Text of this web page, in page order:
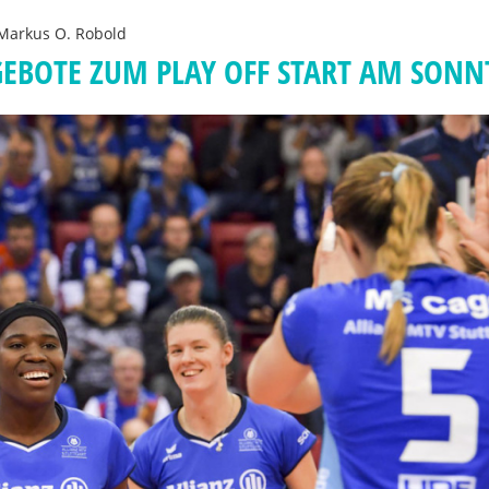
O. Robold
ZUM PLAY OFF START AM